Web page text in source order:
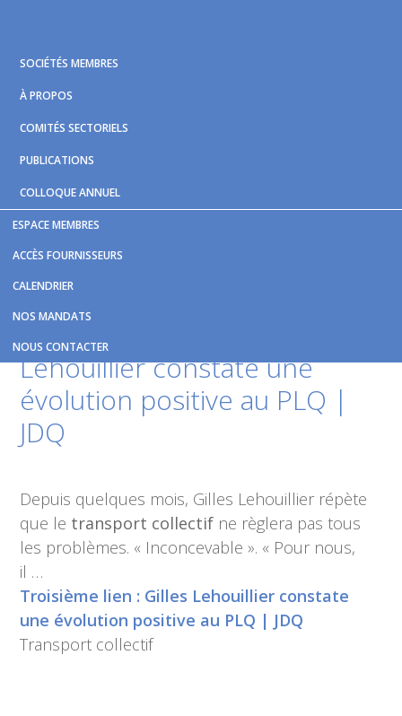
primary
navigation
main
content
footer
ESPACE MEMBRES
ACCÈS FOURNISSEURS
CALENDRIER
NOS MANDATS
NOUS CONTACTER
SOCIÉTÉS MEMBRES
À PROPOS
COMITÉS SECTORIELS
PUBLICATIONS
COLLOQUE ANNUEL
Vous êtes ici :Accueil
positive au PLQ | JDQ
Troisième lien : Gilles
Lehouillier constate une
évolution positive au PLQ |
JDQ
Depuis quelques mois, Gilles Lehouillier répète
que le transport collectif ne règlera pas tous
les problèmes. « Inconcevable ». « Pour nous,
il …
Troisième lien : Gilles Lehouillier constate
une évolution positive au PLQ | JDQ
Transport collectif